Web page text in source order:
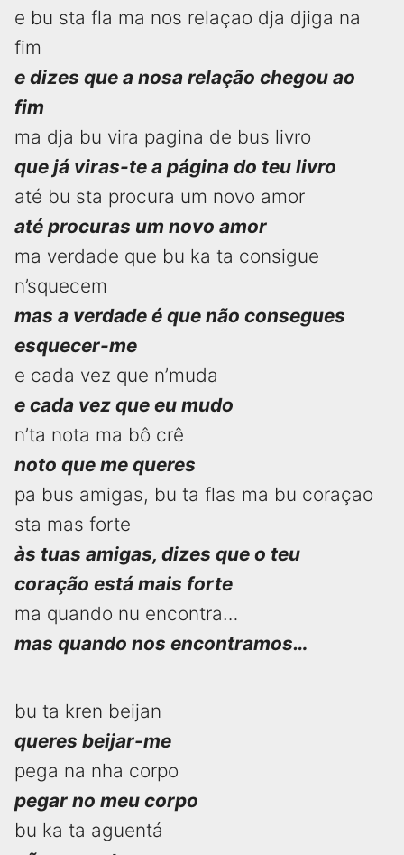
e bu sta fla ma nos relaçao dja djiga na
fim
e dizes que a nosa relação chegou ao
fim
ma dja bu vira pagina de bus livro
que já viras-te a página do teu livro
até bu sta procura um novo amor
até procuras um novo amor
ma verdade que bu ka ta consigue
n’squecem
mas a verdade é que não consegues
esquecer-me
e cada vez que n’muda
e cada vez que eu mudo
n’ta nota ma bô crê
noto que me queres
pa bus amigas, bu ta flas ma bu coraçao
sta mas forte
às tuas amigas, dizes que o teu
coração está mais forte
ma quando nu encontra…
mas quando nos encontramos…
bu ta kren beijan
queres beijar-me
pega na nha corpo
pegar no meu corpo
bu ka ta aguentá